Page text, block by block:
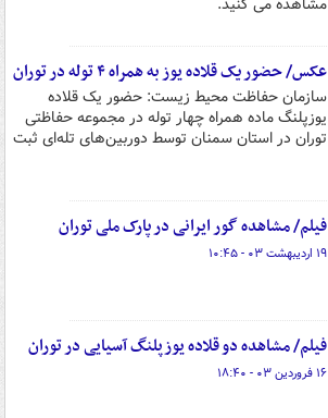
عکس/ حضور یک قلاده یوز به همراه ۴ توله در توران
سازمان حفاظت محیط زیست: حضور یک قلاده
یوزپلنگ ماده همراه چهار توله در مجموعه حفاظتی
توران در استان سمنان توسط دوربین‌های تله‌ای ثبت
فیلم/ مشاهده گور ایرانی در پارک ملی توران
۱۹ اردیبهشت ۰۳ - ۱۰:۴۵
فیلم/ مشاهده دو قلاده یوزپلنگ آسیایی ‌در توران
۱۶ فروردین ۰۳ - ۱۸:۴۰